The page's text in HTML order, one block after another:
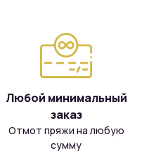
Любой минимальный
заказ
Отмот пряжи на любую
сумму